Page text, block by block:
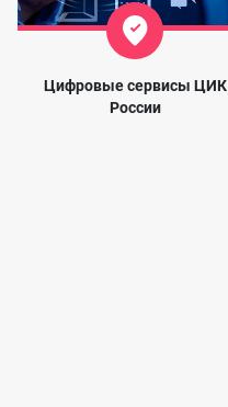
Цифровые сервисы ЦИК
России